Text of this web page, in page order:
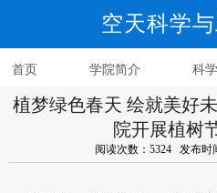
空天科学
首页 学院简介 科
人才培养
植梦绿色春天 绘就美好
院开展植树
阅读次数：5324 发布时